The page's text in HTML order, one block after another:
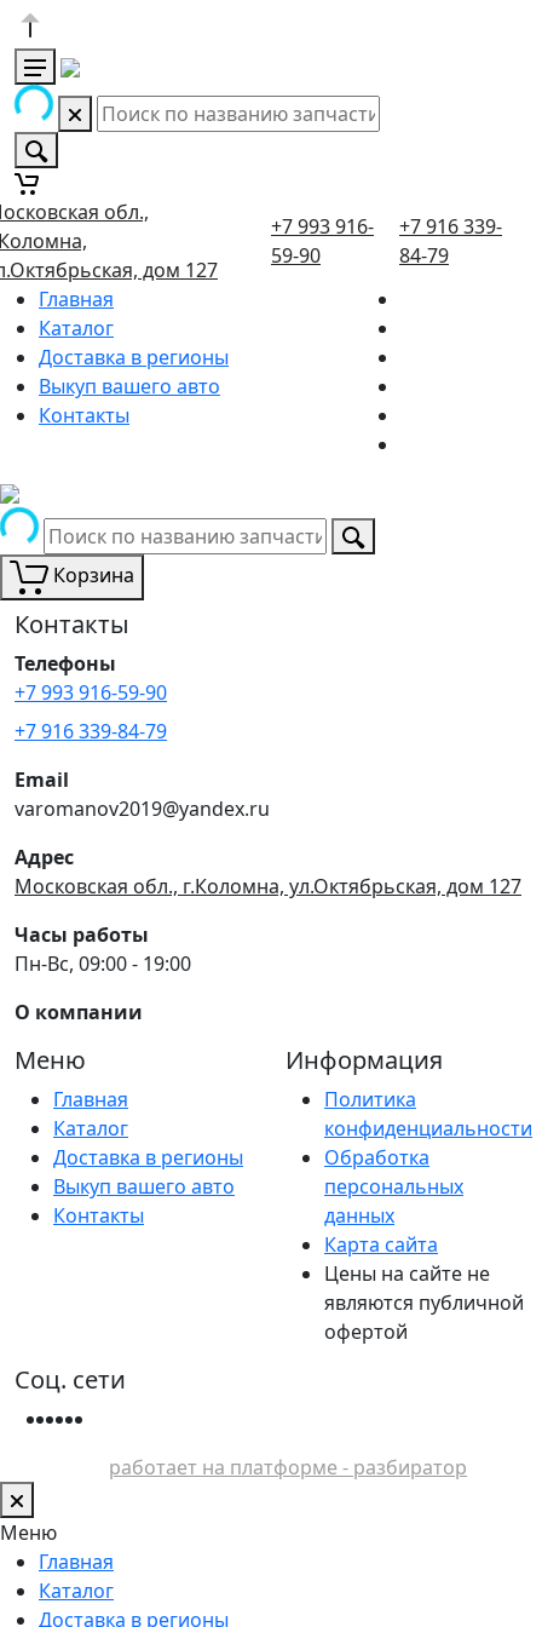
обл.,
дом 127
+7 993 916-
59-90
+7 916 339-
84-79
Главная
Каталог
Доставка в регионы
Выкуп вашего авто
Контакты
Корзина
Контакты
Телефоны
+7 993 916-59-90
+7 916 339-84-79
Email
varomanov2019@yandex.ru
Адрес
Московская обл., г.Коломна, ул.Октябрьская, дом 127
Часы работы
Пн-Вс, 09:00 - 19:00
О компании
Меню
Главная
Каталог
Доставка в регионы
Выкуп вашего авто
Контакты
Информация
Политика
конфиденциальности
Обработка
персональных
данных
Карта сайта
Цены на сайте не
являются публичной
офертой
Соц. сети
работает на платформе - разбиратор
Меню
Главная
Каталог
Доставка в регионы